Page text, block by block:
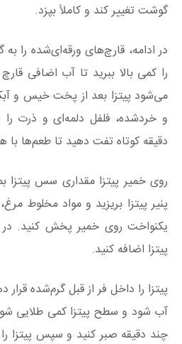
گوشت تغییر کند و کاملاً بپزد.
در ادامه، قارچ‌های ورقه‌ای‌شده را
را کمی بالا ببرید تا آب اضافی
می‌شود پیتزا بعد از پخت خیس و
و خردشده، فلفل دلمه‌ای و ذرت را
دقیقه کوتاه تفت دهید تا طعم‌ها
روی خمیر پیتزا مقداری سس پیتزا
پنیر پیتزا بریزید و مواد مخلوط
یکنواخت روی خمیر پخش کنید. در
پیتزا اضافه کنید.
پیتزا را داخل فر از قبل گرم‌شده قرار
آب شود و سطح پیتزا کمی طلایی
چند دقیقه صبر کنید و سپس پیتزا